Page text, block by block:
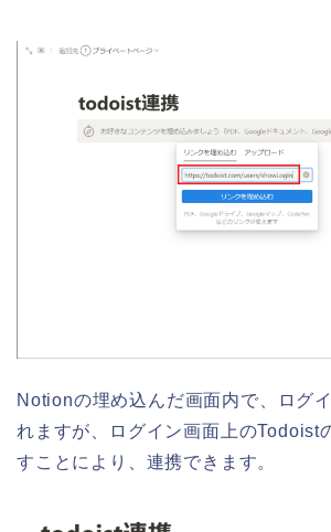
Notionの埋め込んだ画面内で、ログ
れますが、ログイン画面上のTodoist
すことにより、連携できます。